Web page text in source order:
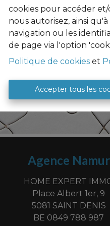
cookies pour accéder
nous autorisez, ainsi
navigation ou les
de page via l'option
Politique de cookies et
Accepter tous les
Agence Namur
HOME EXPERT
Place Albert 1er, 9
5081 SAINT DENIS
BE 0849 788 987